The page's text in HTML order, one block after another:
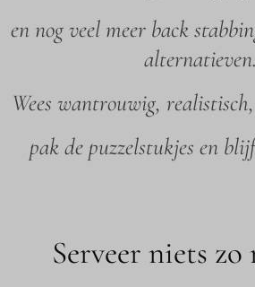
en nog veel meer back
alternatieven.
Wees wantrouwig,
pak de puzzelstukjes en
Serveer niets zo